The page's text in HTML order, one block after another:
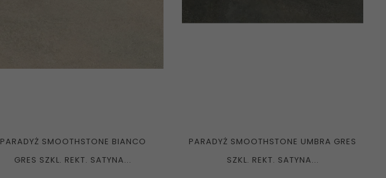
PARADYŻ SMOOTHSTONE BIANCO
GRES SZKL. REKT. SATYNA...
PARADYŻ SMOOTHSTONE UMBRA GRES
SZKL. REKT. SATYNA...